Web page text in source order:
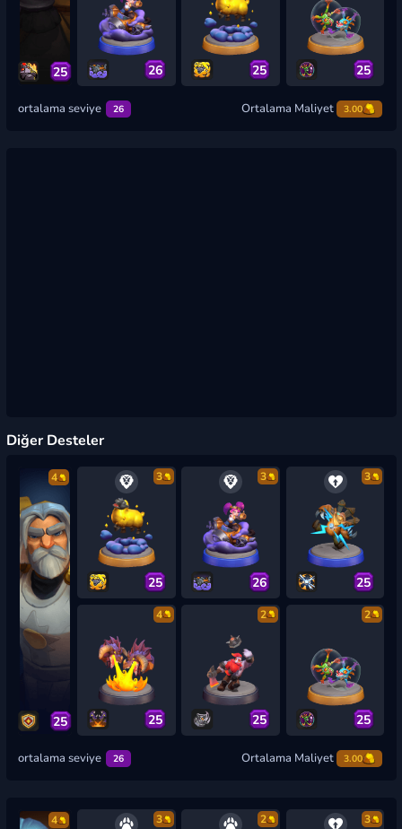
25 26 25 25
ortalama seviye 26 Ortalama Maliyet 3.00
Diğer Desteler
4
25
3
25
3
26
3
25
4
25
2
25
2
25
ortalama seviye 26 Ortalama Maliyet 3.00
4 3 2 3